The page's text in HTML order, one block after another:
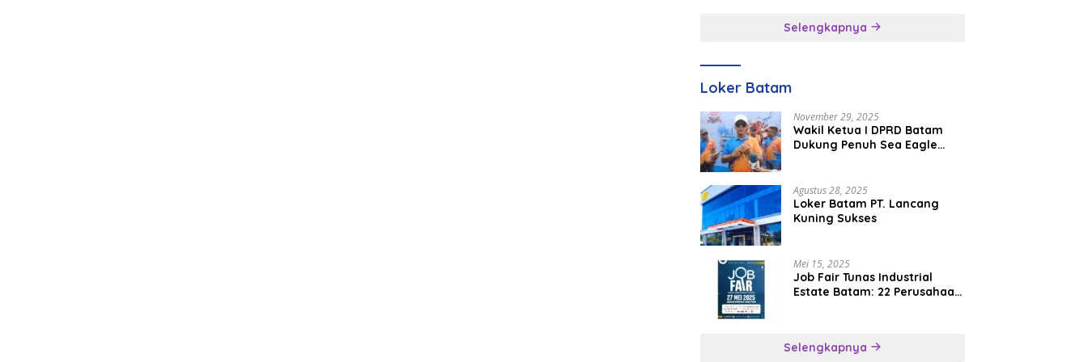
Selengkapnya
Loker Batam
November 29, 2025
Wakil Ketua I DPRD Batam
Dukung Penuh Sea Eagle
Agustus 28, 2025
Loker Batam PT. Lancang
Kuning Sukses
Mei 15, 2025
Job Fair Tunas Industrial
Estate Batam: 22 Perusahaan
Selengkapnya